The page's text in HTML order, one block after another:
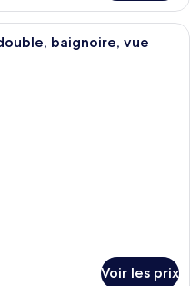
chambre d’hôtel avec un
baignoire, vue
Voir les prix